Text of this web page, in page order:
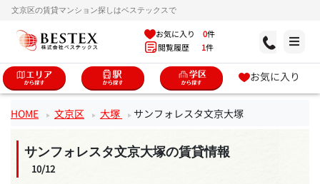
文京区の賃貸マンション探しはベステックスで
お気に入り 0件
閲覧履歴 1件
お気に入り
HOME 文京区 大塚 サンフォレスタ文京大塚
サンフォレスタ文京大塚の賃貸情報
10/12